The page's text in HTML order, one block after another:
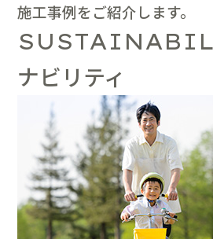
施工事例をご紹介します。
ナビリティ